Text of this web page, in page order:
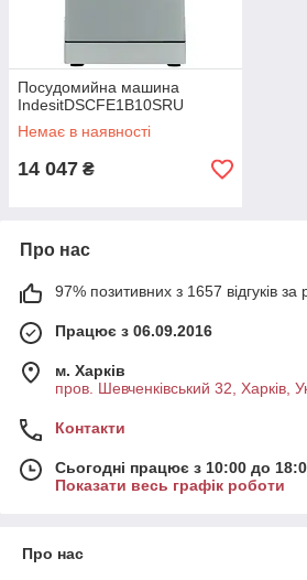
Посудомийна машина
IndesitDSCFE1B10SRU
Немає в наявності
14 047 ₴
Про нас
97% позитивних з 1657 відгуків за
Працює з 06.09.2016
м. Харків
пров. Шевченківський 32, Харків,
Контакти
Сьогодні працює з 10:00 до
Показати весь графік роботи
Про нас